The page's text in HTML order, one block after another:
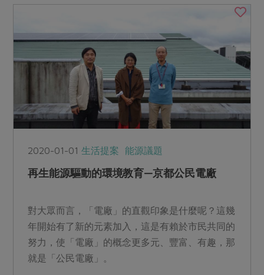
2020-01-01生活提案 能源議題
再生能源驅動的環境教育—京都公民電廠
對大眾而言，「電廠」的直觀印象是什麼呢？這幾
年開始有了新的元素加入，這是有賴於市民共同的
努力，使「電廠」的概念更多元、豐富、有趣，那
就是「公民電廠」。